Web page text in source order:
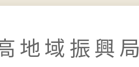
地域振興局